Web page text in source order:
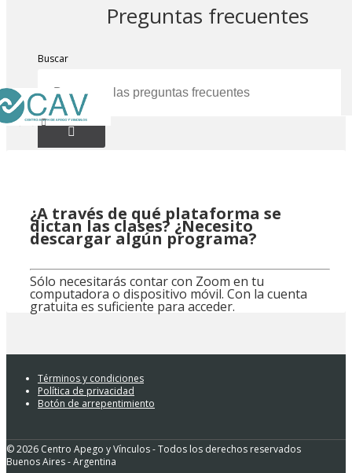
Preguntas frecuentes
¿A través de qué plataforma se
dictan las clases? ¿Necesito
descargar algún programa?
Sólo necesitarás contar con Zoom en tu
computadora o dispositivo móvil. Con la cuenta
gratuita es suficiente para acceder.
Términos y condiciones
Política de privacidad
Botón de arrepentimiento
© 2026 Centro Apego y Vínculos - Todos los derechos reservados
Buenos Aires - Argentina